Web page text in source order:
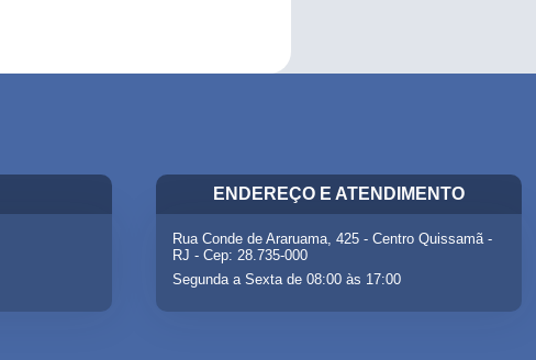
ENDEREÇO E ATENDIMENTO
Rua Conde de Araruama, 425 - Centro Quissamã -
RJ - Cep: 28.735-000
Segunda a Sexta de 08:00 às 17:00